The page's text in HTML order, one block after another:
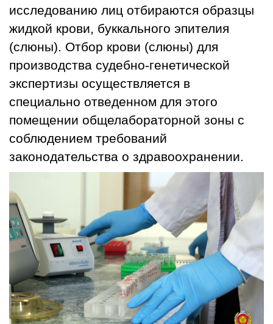
исследованию лиц отбираются образцы
жидкой крови, буккального эпителия
(слюны). Отбор крови (слюны) для
производства судебно-генетической
экспертизы осуществляется в
специально отведенном для этого
помещении общелабораторной зоны с
соблюдением требований
законодательства о здравоохранении.